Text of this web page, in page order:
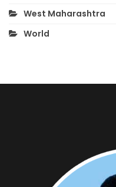
West Maharashtra
World